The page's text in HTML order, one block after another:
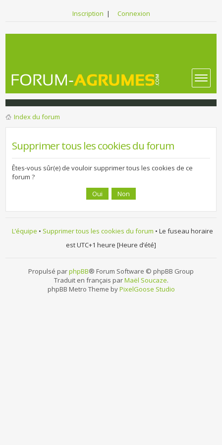
Inscription | Connexion
Index du forum
Supprimer tous les cookies du forum
Êtes-vous sûr(e) de vouloir supprimer tous les cookies de ce
forum ?
L’équipe • Supprimer tous les cookies du forum • Le fuseau horaire
est UTC+1 heure [Heure d’été]
Propulsé parphpBB® Forum Software © phpBB Group
Traduit en français parMaël Soucaze.
phpBB Metro Theme byPixelGoose Studio